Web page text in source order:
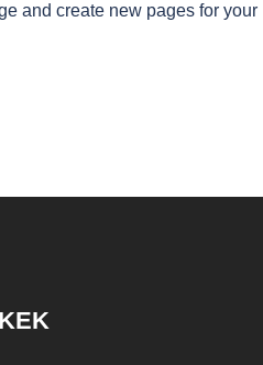
and create new pages for your